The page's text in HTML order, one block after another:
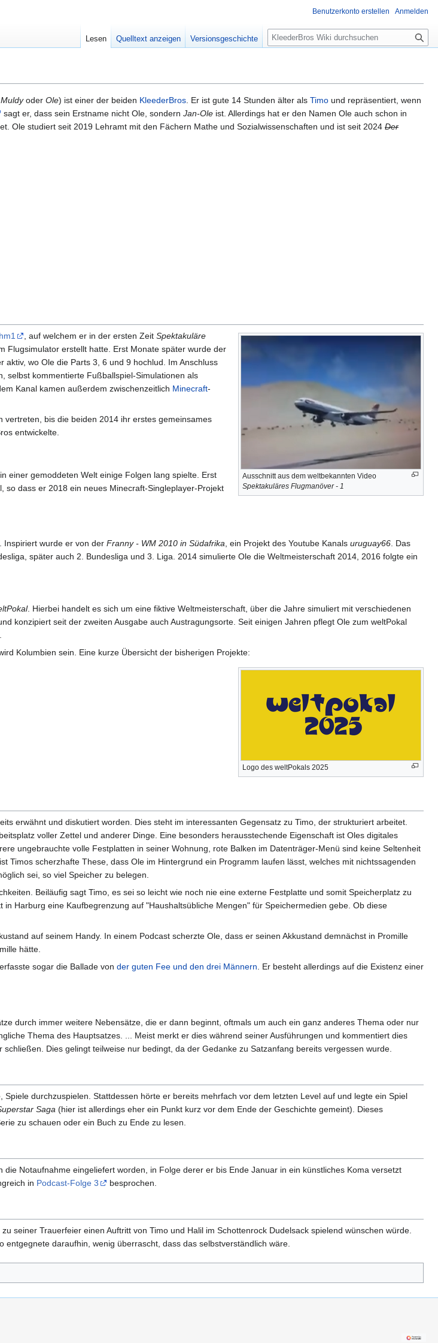
Muldyoder Ole) ist einer der beiden KleederBros. Er ist gute 14 Stunden älter als Timo und repräsentiert, wenn
sagt er, dass sein Erstname nicht Ole, sondern Jan-Ole ist. Allerdings hat er den Namen Ole auch schon in
Ole studiert seit 2019 Lehramt mit den Fächern Mathe und Sozialwissenschaften und ist seit 2024 Der
Ausschnitt aus dem weltbekannten Video
Spektakuläres Flugmanöver - 1
, auf welchem er in der ersten Zeit Spektakuläre
Flugsimulator erstellt hatte. Erst Monate später wurde der
aktiv, wo Ole die Parts 3, 6 und 9 hochlud. Im Anschluss
selbst kommentierte Fußballspiel-Simulationen als
Kanal kamen außerdem zwischenzeitlich Minecraft-
bis die beiden 2014 ihr erstes gemeinsames
entwickelte.
in einer gemoddeten Welt einige Folgen lang spielte. Erst
so dass er 2018 ein neues Minecraft-Singleplayer-Projekt
Inspiriert wurde er von der Franny - WM 2010 in Südafrika, ein Projekt des Youtube Kanals uruguay66. Das
später auch 2. Bundesliga und 3. Liga. 2014 simulierte Ole die Weltmeisterschaft 2014, 2016 folgte ein
. Hierbei handelt es sich um eine fiktive Weltmeisterschaft, über die Jahre simuliert mit verschiedenen
konzipiert seit der zweiten Ausgabe auch Austragungsorte. Seit einigen Jahren pflegt Ole zum weltPokal
Kolumbien sein. Eine kurze Übersicht der bisherigen Projekte:
Logo des weltPokals 2025
erwähnt und diskutiert worden. Dies steht im interessanten Gegensatz zu Timo, der strukturiert arbeitet.
voller Zettel und anderer Dinge. Eine besonders herausstechende Eigenschaft ist Oles digitales
ungebrauchte volle Festplatten in seiner Wohnung, rote Balken im Datenträger-Menü sind keine Seltenheit
Timos scherzhafte These, dass Ole im Hintergrund ein Programm laufen lässt, welches mit nichtssagenden
sei, so viel Speicher zu belegen.
Beiläufig sagt Timo, es sei so leicht wie noch nie eine externe Festplatte und somit Speicherplatz zu
Harburg eine Kaufbegrenzung auf "Haushaltsübliche Mengen" für Speichermedien gebe. Ob diese
auf seinem Handy. In einem Podcast scherzte Ole, dass er seinen Akkustand demnächst in Promille
hätte.
sogar die Ballade von der guten Fee und den drei Männern. Er besteht allerdings auf die Existenz einer
durch immer weitere Nebensätze, die er dann beginnt, oftmals um auch ein ganz anderes Thema oder nur
Thema des Hauptsatzes. ... Meist merkt er dies während seiner Ausführungen und kommentiert dies
Dies gelingt teilweise nur bedingt, da der Gedanke zu Satzanfang bereits vergessen wurde.
durchzuspielen. Stattdessen hörte er bereits mehrfach vor dem letzten Level auf und legte ein Spiel
Saga (hier ist allerdings eher ein Punkt kurz vor dem Ende der Geschichte gemeint). Dieses
zu schauen oder ein Buch zu Ende zu lesen.
Notaufnahme eingeliefert worden, in Folge derer er bis Ende Januar in ein künstliches Koma versetzt
in Podcast-Folge 3 besprochen.
seiner Trauerfeier einen Auftritt von Timo und Halil im Schottenrock Dudelsack spielend wünschen würde.
daraufhin, wenig überrascht, dass das selbstverständlich wäre.
Benutzerkonto erstellen Anmelden
Lesen Quelltext anzeigen Versionsgeschichte
S
u
e